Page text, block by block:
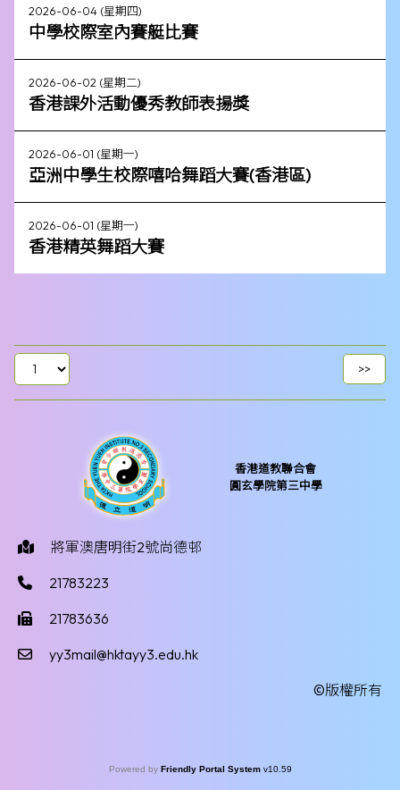
2026-06-04 (星期四)
中學校際室內賽艇比賽
2026-06-02 (星期二)
香港課外活動優秀教師表揚獎
2026-06-01 (星期一)
亞洲中學生校際嘻哈舞蹈大賽(香港區)
2026-06-01 (星期一)
香港精英舞蹈大賽
香港道教聯合會
圓玄學院第三中學
將軍澳唐明街2號尚德邨
21783223
21783636
yy3mail@hktayy3.edu.hk
©版權所有
Powered by Friendly Portal System v10.59